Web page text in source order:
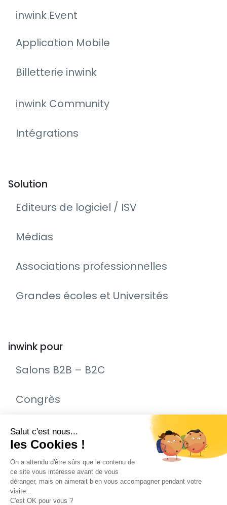
inwink Event
Application Mobile
Billetterie inwink
inwink Community
Intégrations
Solution
Editeurs de logiciel / ISV
Médias
Associations professionnelles
Grandes écoles et Universités
inwink pour
Salons B2B – B2C
Congrès
Remise de prix – Awards
Journée Portes Ouvertes (JPO)